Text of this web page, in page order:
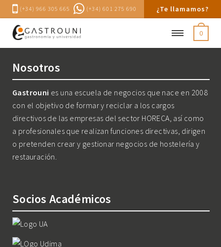
(+34) 966 305 665 (+34) 601 275 690 ¿Te llamamos?
0
Nosotros
Gastrouni es una escuela de negocios que nace en 2008
con el objetivo de formar y reciclar a los cargos
directivos de las empresas del sector HORECA, así como
a profesionales que realizan funciones directivas, dirigen
o pretenden crear y gestionar negocios de hostelería y
restauración.
Socios Académicos